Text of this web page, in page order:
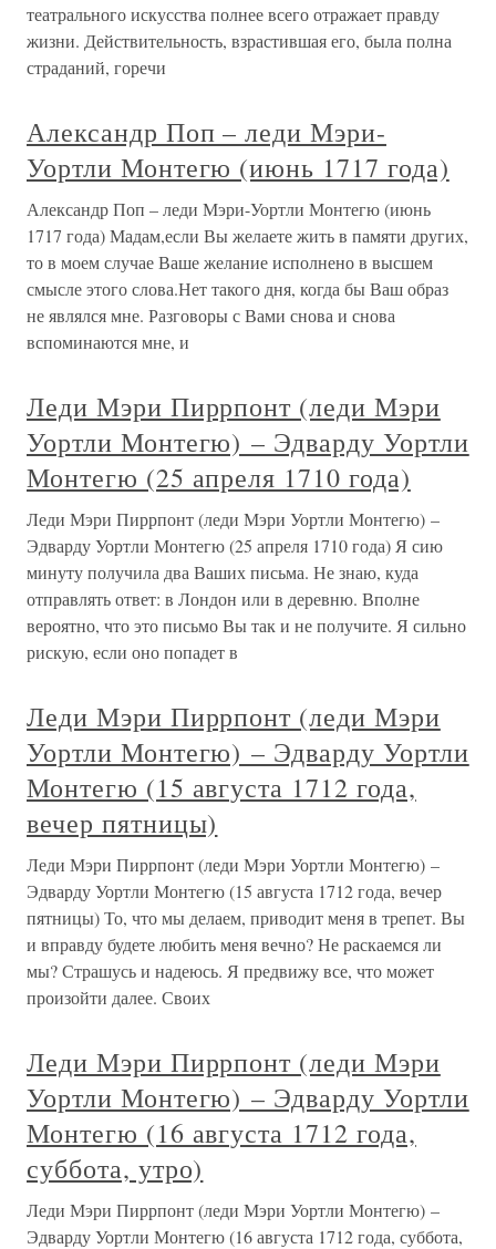
театрального искусства полнее всего отражает правду
жизни. Действительность, взрастившая его, была полна
страданий, горечи
Александр Поп – леди Мэри-
Уортли Монтегю (июнь 1717 года)
Александр Поп – леди Мэри-Уортли Монтегю (июнь
1717 года) Мадам,если Вы желаете жить в памяти других,
то в моем случае Ваше желание исполнено в высшем
смысле этого слова.Нет такого дня, когда бы Ваш образ
не являлся мне. Разговоры с Вами снова и снова
вспоминаются мне, и
Леди Мэри Пиррпонт (леди Мэри
Уортли Монтегю) – Эдварду Уортли
Монтегю (25 апреля 1710 года)
Леди Мэри Пиррпонт (леди Мэри Уортли Монтегю) –
Эдварду Уортли Монтегю (25 апреля 1710 года) Я сию
минуту получила два Ваших письма. Не знаю, куда
отправлять ответ: в Лондон или в деревню. Вполне
вероятно, что это письмо Вы так и не получите. Я сильно
рискую, если оно попадет в
Леди Мэри Пиррпонт (леди Мэри
Уортли Монтегю) – Эдварду Уортли
Монтегю (15 августа 1712 года,
вечер пятницы)
Леди Мэри Пиррпонт (леди Мэри Уортли Монтегю) –
Эдварду Уортли Монтегю (15 августа 1712 года, вечер
пятницы) То, что мы делаем, приводит меня в трепет. Вы
и вправду будете любить меня вечно? Не раскаемся ли
мы? Страшусь и надеюсь. Я предвижу все, что может
произойти далее. Своих
Леди Мэри Пиррпонт (леди Мэри
Уортли Монтегю) – Эдварду Уортли
Монтегю (16 августа 1712 года,
суббота, утро)
Леди Мэри Пиррпонт (леди Мэри Уортли Монтегю) –
Эдварду Уортли Монтегю (16 августа 1712 года, суббота,